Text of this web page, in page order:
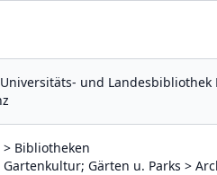
und Landesbibliothek
Bibliotheken
Gärten u. Parks >